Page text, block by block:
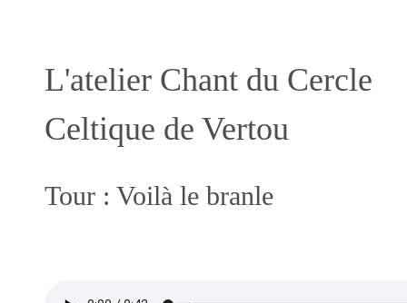
L'atelier Chant du Cercle
Celtique de Vertou
Tour : Voilà le branle